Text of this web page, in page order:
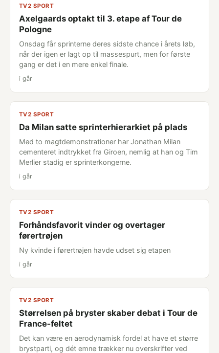
TV2 SPORT
Axelgaards optakt til 3. etape af Tour de
Pologne
Onsdag får sprinterne deres sidste chance i årets løb,
når der igen er lagt op til massespurt, men for første
gang er det i en mere enkel finale.
i går
TV2 SPORT
Da Milan satte sprinterhierarkiet på plads
Med to magtdemonstrationer har Jonathan Milan
cementeret indtrykket fra Giroen, nemlig at han og Tim
Merlier stadig er sprinterkongerne.
i går
TV2 SPORT
Forhåndsfavorit vinder og overtager
førertrøjen
Ny kvinde i førertrøjen havde udset sig etapen
i går
TV2 SPORT
Størrelsen på bryster skaber debat i Tour de
France-feltet
Det kan være en aerodynamisk fordel at have et større
brystparti, og dét emne trækker nu overskrifter ved